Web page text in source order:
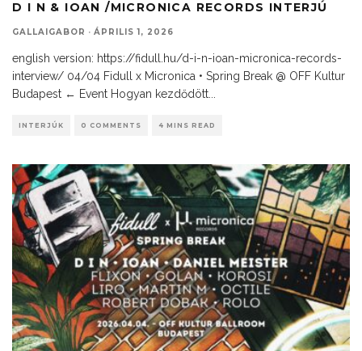
D I N & IOAN /MICRONICA RECORDS INTERJÚ
GALLAIGABOR · ÁPRILIS 1, 2026
english version: https://fidull.hu/d-i-n-ioan-micronica-records-
interview/ 04/04 Fidull x Micronica • Spring Break @ OFF Kultur
Budapest ← Event Hogyan kezdődött
INTERJÚK 0 COMMENTS 4 MINS READ